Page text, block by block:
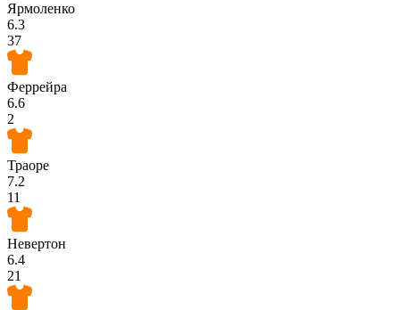
Ярмоленко
6.3
37
Феррейра
6.6
2
Траоре
7.2
11
Невертон
6.4
21